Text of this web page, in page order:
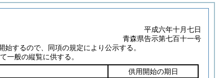
平成六年十月七日
青森県告示第七百十一号
するので、同項の規定により公示する。
一般の縦覧に供する。
供用開始の期日